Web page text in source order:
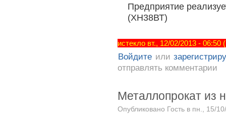
Предприятие
(ХН38ВТ)
истекло вт., 12/02/2013 -
Войдите или
отправлять комментарии
Металлопрокат из
Опубликовано Гость в пн., 15/